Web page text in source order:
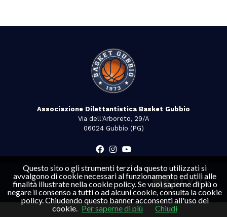
Associazione Dilettantistica Basket Gubbio
Via dell'Arboreto, 29/A
06024 Gubbio (PG)
Questo sito o gli strumenti terzi da questo utilizzati si
avvalgono di cookie necessari al funzionamento ed utili alle
finalità illustrate nella cookie policy. Se vuoi saperne di più o
negare il consenso a tutti o ad alcuni cookie, consulta la cookie
policy. Chiudendo questo banner acconsenti all'uso dei
cookie. Per saperne di più Chiudi